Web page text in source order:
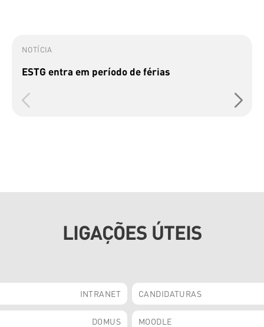
NOTÍCIA
ESTG entra em período de férias
LIGAÇÕES ÚTEIS
INTRANET CANDIDATURAS
DOMUS MOODLE